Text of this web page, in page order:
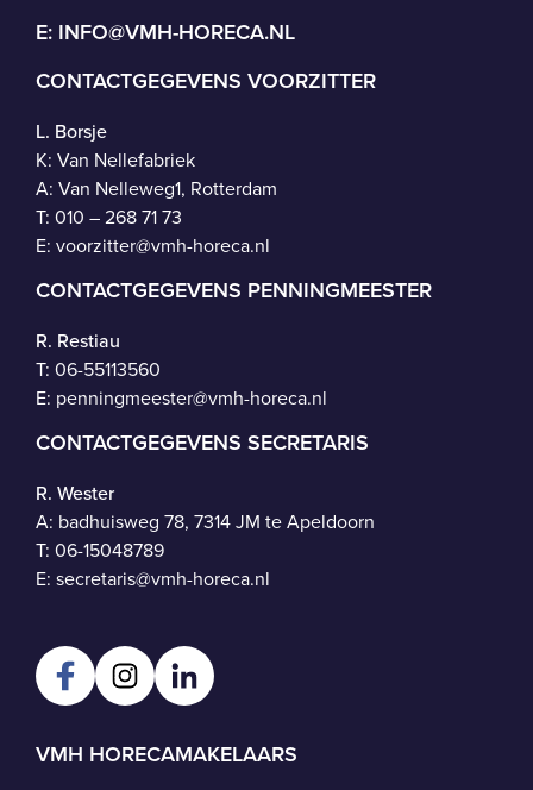
E: INFO@VMH-HORECA.NL
CONTACTGEGEVENS VOORZITTER
L. Borsje
K: Van Nellefabriek
A: Van Nelleweg1, Rotterdam
T: 010 – 268 71 73
E: voorzitter@vmh-horeca.nl
CONTACTGEGEVENS PENNINGMEESTER
R. Restiau
T: 06-55113560
E: penningmeester@vmh-horeca.nl
CONTACTGEGEVENS SECRETARIS
R. Wester
A: badhuisweg 78, 7314 JM te Apeldoorn
T: 06-15048789
E: secretaris@vmh-horeca.nl
VMH HORECAMAKELAARS